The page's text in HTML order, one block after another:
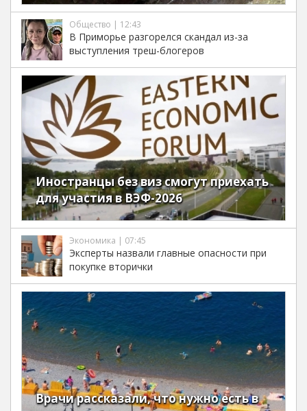
Общество | 12:43
В Приморье разгорелся скандал из-за
выступления треш-блогеров
Иностранцы без виз смогут приехать
для участия в ВЭФ-2026
Экономика | 07:45
Эксперты назвали главные опасности при
покупке вторички
Врачи рассказали, что нужно есть в